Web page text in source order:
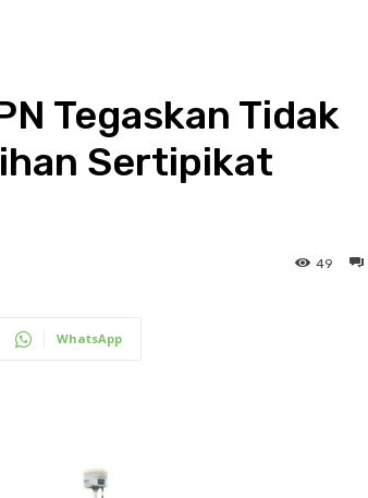
Tegaskan Tidak
Sertipikat
49
WhatsApp